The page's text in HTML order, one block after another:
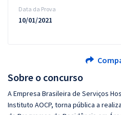
Sobre o concurso
A Empresa Brasileira de Serviços
Instituto AOCP, torna pública a
Data da Prova
10/01/2021